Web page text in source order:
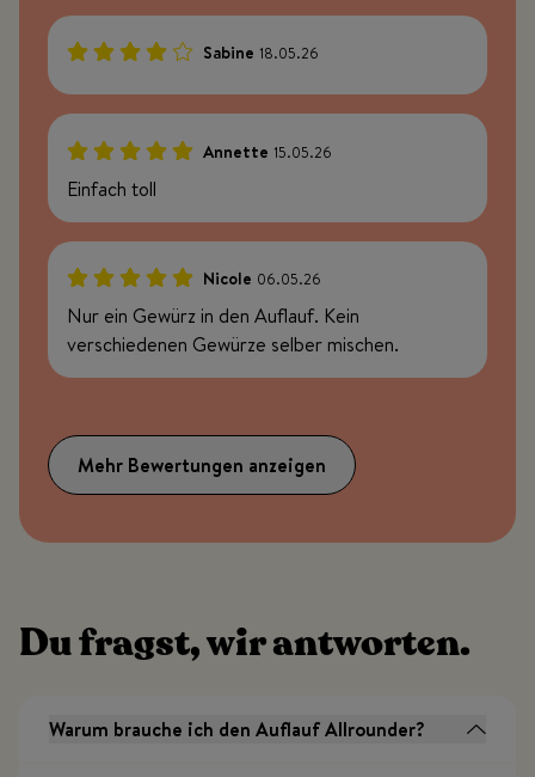
Sabine 18.05.26
Annette 15.05.26
Einfach toll
Nicole 06.05.26
Nur ein Gewürz in den Auflauf. Kein
verschiedenen Gewürze selber mischen.
Mehr Bewertungen anzeigen
Du fragst, wir antworten.
Warum brauche ich den Auflauf Allrounder?